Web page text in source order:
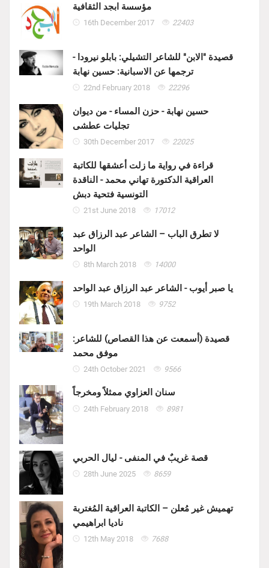
مؤسسة ابجد الثقافية
16th December 2017 22403
قصيدة "الابن" للشاعر التشيلي: بابلو نيرودا -
ترجمها عن الاسبانية: حسين نهابة
22nd February 2018 22296
حسين نهابة - حزن المساء - من ديوان
تجليات عطشى
30th December 2017 22025
قراءة في رواية ما زلت أعشقها للكاتبة
العراقية الدكتورة تهاني محمد - الناقدة
التونسية فتحية دبش
21st June 2018 17012
لا تطرق الباب – الشاعر عبد الرزاق عبد
الواحد
8th March 2018 14000
يا صبر أيوب - الشاعر عبد الرزاق عبد الواحد
19th March 2018 9752
قصيدة (أسمعت عن هذا القصاص) للشاعر:
موفق محمد
24th October 2021 9566
سنان العزاوي ممثلاً ومخرجاً
24th February 2018 8981
قصة غريبٌ في المنفى - ليال الحربي
28th June 2025 8659
تهميش غير مُعلن – الكاتبة العراقية المُغتربة
ناديا ابراهيمي
12th May 2018 7688